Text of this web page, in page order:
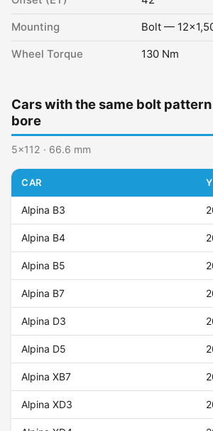
Mounting Bolt —
Wheel Torque 130 Nm
Cars with the same bolt
bore
5x112 · 66.6 mm
CAR
Alpina B3
Alpina B4
Alpina B5
Alpina B7
Alpina D3
Alpina D5
Alpina XB7
Alpina XD3